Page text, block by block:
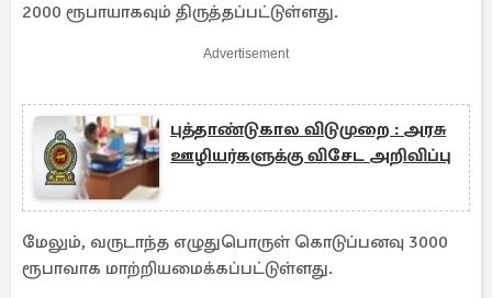
2000 ரூபாயாகவும் திருத்தப்பட்டுள்ளது.
Advertisement
புத்தாண்டுகால விடுமுறை : அரசு
ஊழியர்களுக்கு விசேட அறிவிப்பு
மேலும், வருடாந்த எழுதுபொருள் கொடுப்பனவு 3000
ரூபாவாக மாற்றியமைக்கப்பட்டுள்ளது.